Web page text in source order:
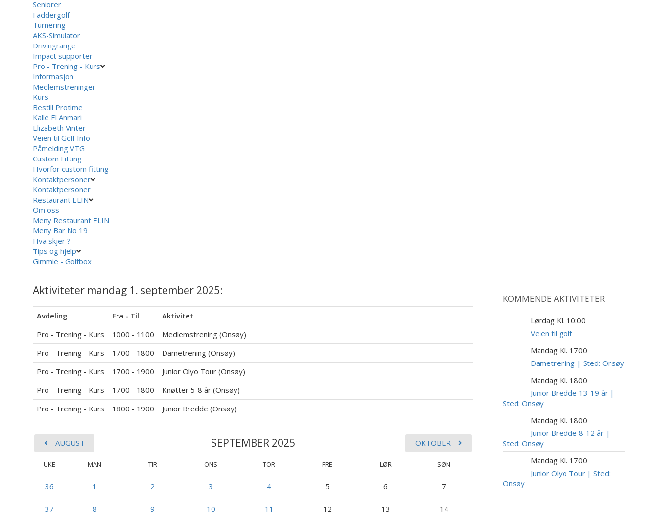
Seniorer
Faddergolf
Turnering
AKS-Simulator
Drivingrange
Impact supporter
Pro - Trening - Kurs
Informasjon
Medlemstreninger
Kurs
Bestill Protime
Kalle El Anmari
Elizabeth Vinter
Veien til Golf Info
Påmelding VTG
Custom Fitting
Hvorfor custom fitting
Kontaktpersoner
Kontaktpersoner
Restaurant ELIN
Om oss
Meny Restaurant ELIN
Meny Bar No 19
Hva skjer ?
Tips og hjelp
Gimmie - Golfbox
Aktiviteter mandag 1. september 2025:
Avdeling Fra - Til
Aktivitet
Pro - Trening - Kurs
1000 - 1100
Medlemstrening (Onsøy)
Pro - Trening - Kurs
1700 - 1800
Dametrening (Onsøy)
Pro - Trening - Kurs
1700 - 1900
Junior Olyo Tour (Onsøy)
Pro - Trening - Kurs
1700 - 1800
Knøtter 5-8 år (Onsøy)
Pro - Trening - Kurs
1800 - 1900 Junior Bredde (Onsøy)
AUGUST OKTOBER
SEPTEMBER 2025
UKE MAN TIR ONS TOR FRE LØR SØN
36 1 2 3 4 5 6 7
37 8 9 10 11 12 13 14
KOMMENDE AKTIVITETER
Lørdag Kl. 10:00
Veien til golf
Mandag Kl. 1700
Dametrening | Sted: Onsøy
Mandag Kl. 1800
Junior Bredde 13-19 år |
Sted: Onsøy
Mandag Kl. 1800
Junior Bredde 8-12 år |
Sted: Onsøy
Mandag Kl. 1700
Junior Olyo Tour | Sted:
Onsøy